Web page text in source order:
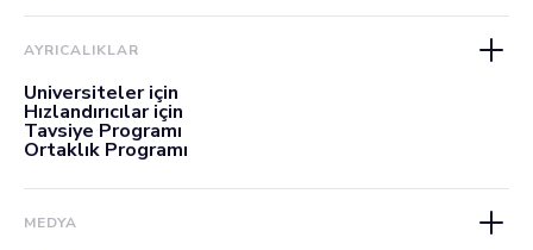
AYRICALIKLAR
Üniversiteler için
Hızlandırıcılar için
Tavsiye Programı
Ortaklık Programı
MEDYA